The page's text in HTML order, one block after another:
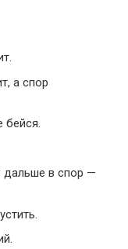
а спор
бейся.
в спор —